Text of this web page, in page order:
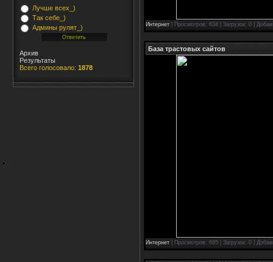
Лучше всех_)
Так себе_)
Админы рулят_)
Архив
Результаты
Всего голосовало: 1878
Интернет | Просмотров: 634 | Загрузок: 0 |
База трастовых сайтов
Интернет | Просмотров: 695 | Загрузок: 0 |